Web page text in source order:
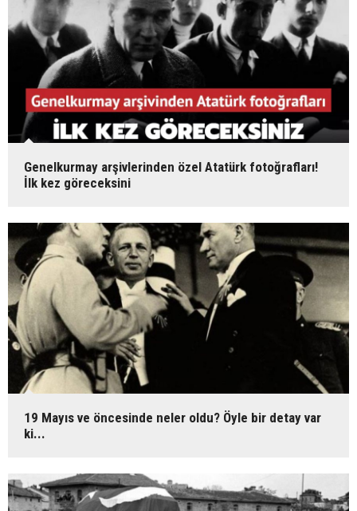
Genelkurmay arşivlerinden özel Atatürk fotoğrafları!
İlk kez göreceksini
19 Mayıs ve öncesinde neler oldu? Öyle bir detay var
ki...